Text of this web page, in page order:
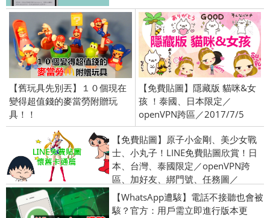
【舊玩具先別丟】１０個現在
變得超值錢的麥當勞附贈玩
具！！
【免費貼圖】隱藏版 貓咪&女
孩 ！泰國、日本限定／
openVPN跨區／2017/7/5
【免費貼圖】原子小金剛、美少女戰
士、小丸子！LINE免費貼圖欣賞！日
本、台灣、泰國限定／openVPN跨
區、加好友、綁門號、任務圖／
2015/12/22
【WhatsApp遭駭】電話不接聽也會被
駭？官方：用戶需立即進行版本更